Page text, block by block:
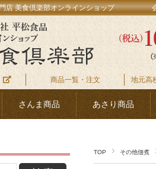
店 美食倶楽部オンラインショップ
商品一覧・注文 地元高
さんま商品 あさり商品
TOP その他佃煮